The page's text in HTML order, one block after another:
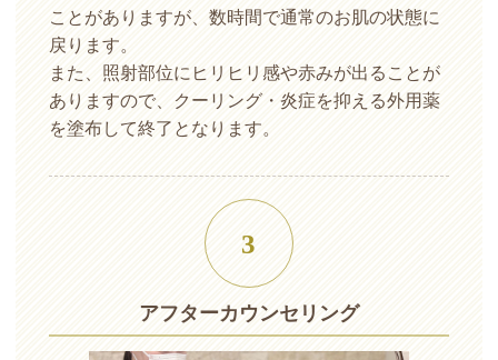
ことがありますが、数時間で通常のお肌の状態に
戻ります。
また、照射部位にヒリヒリ感や赤みが出ることが
ありますので、クーリング・炎症を抑える外用薬
を塗布して終了となります。
3
アフターカウンセリング